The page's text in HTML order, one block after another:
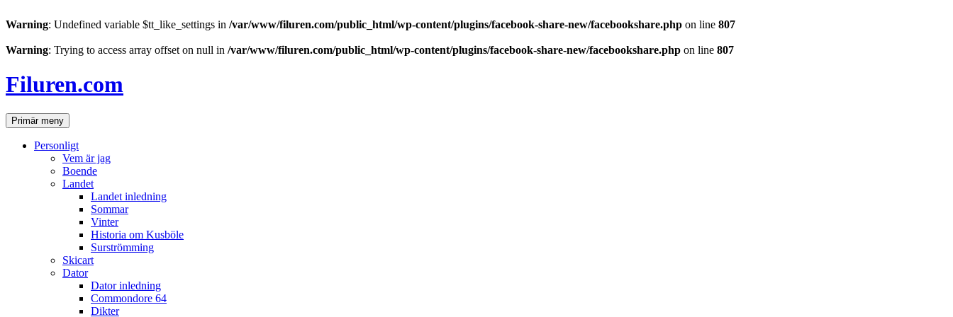
Warning: Undefined variable $tt_like_settings in /var/www/filuren.com/public_html/wp-content/plugins/facebook-share-new/facebookshare.php on line 807
Warning: Trying to access array offset on null in /var/www/filuren.com/public_html/wp-content/plugins/facebook-share-new/facebookshare.php on line 807
till
innehåll
Filuren.com
SökPrimär meny
Personligt
Vem är jag
Boende
Landet
Landet inledning
Sommar
Vinter
Historia om Kusböle
Surströmming
Skicart
Dator
Dator inledning
Commondore 64
Dikter